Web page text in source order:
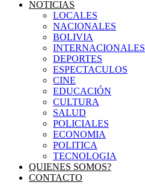
NOTICIAS
LOCALES
NACIONALES
BOLIVIA
INTERNACIONALES
DEPORTES
ESPECTACULOS
CINE
EDUCACIÓN
CULTURA
SALUD
POLICIALES
ECONOMIA
POLITICA
TECNOLOGIA
QUIENES SOMOS?
CONTACTO